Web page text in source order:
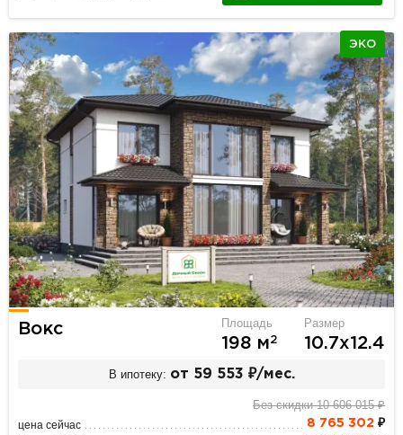
ЭКО
Вокс Площадь
198 м2
Размер
10.7х12.4
В ипотеку: от 59 553 ₽/мес.
Без скидки 10 606 015 ₽
цена сейчас 8 765 302 ₽